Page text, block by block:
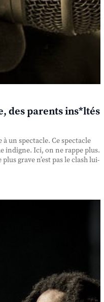
des parents ins*ltés
à un spectacle. Ce spectacle
indigne. Ici, on ne rappe plus.
grave n’est pas le clash lui-